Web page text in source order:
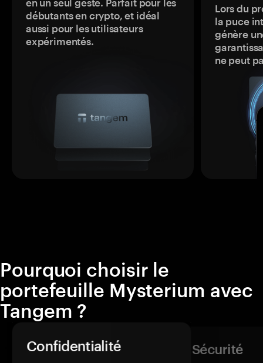
en un seul geste. Parfait pour les
débutants en crypto, et idéal
aussi pour les utilisateurs
expérimentés.
Lors du
la puce
génère
ne peut
Pourquoi choisir le
portefeuille Mysterium avec
Tangem ?
Confidentialité Sécurité